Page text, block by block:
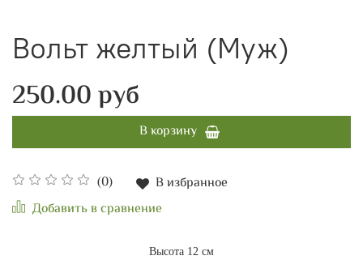
Вольт желтый (Муж)
(0)
В избранное
Добавить в сравнение
250.00 руб
В корзину
Высота 12 см